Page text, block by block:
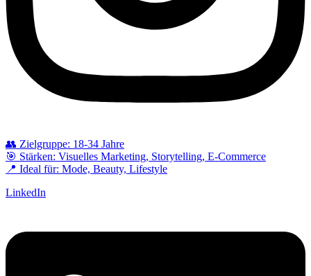
👥 Zielgruppe: 18-34 Jahre
🎯 Stärken: Visuelles Marketing, Storytelling, E-Commerce
📍 Ideal für: Mode, Beauty, Lifestyle
LinkedIn